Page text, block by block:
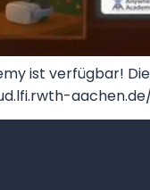
ist verfügbar!